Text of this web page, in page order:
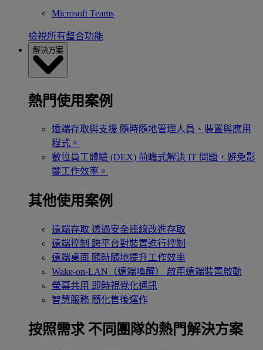
Microsoft Teams
檢視所有整合功能
解決方案
熱門使用案例
遠端存取與支援 隨時隨地管理人員、裝置與應用
程式。
數位員工體驗 (DEX) 前瞻式解決 IT 問題，避免影
響工作效率。
其他使用案例
遠端存取 透過安全連線改進存取
遠端控制 跨平台對裝置進行控制
遠端桌面 隨時隨地提升工作效率
Wake-on-LAN（遠端喚醒）
啟用遠端裝置啟動
螢幕共用 即時視覺化通訊
智慧服務 簡化售後運作
按照需求 不同團隊的熱門解決方案